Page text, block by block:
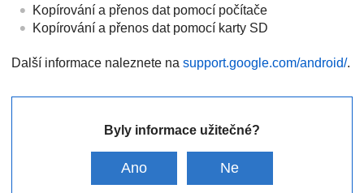
Kopírování a přenos dat pomocí počítače
Kopírování a přenos dat pomocí karty SD
Další informace naleznete na support.google.com/android/.
Byly informace užitečné?
Ano Ne